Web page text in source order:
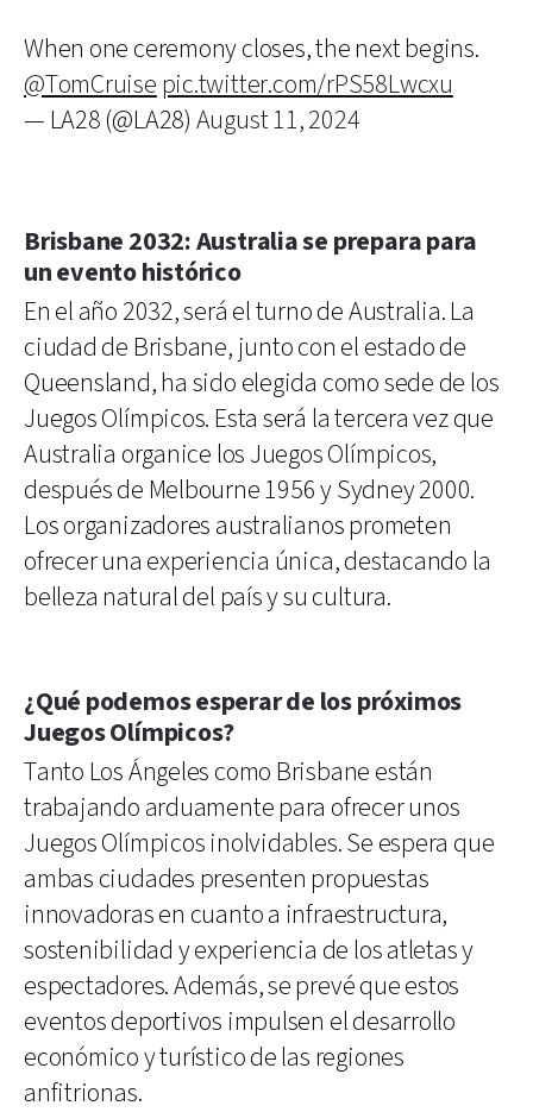
When one ceremony closes, the next begins.
@TomCruise pic.twitter.com/rPS58Lwcxu
— LA28 (@LA28) August 11, 2024
Brisbane 2032: Australia se prepara para
un evento histórico
En el año 2032, será el turno de Australia. La
ciudad de Brisbane, junto con el estado de
Queensland, ha sido elegida como sede de los
Juegos Olímpicos. Esta será la tercera vez que
Australia organice los Juegos Olímpicos,
después de Melbourne 1956 y Sydney 2000.
Los organizadores australianos prometen
ofrecer una experiencia única, destacando la
belleza natural del país y su cultura.
¿Qué podemos esperar de los próximos
Juegos Olímpicos?
Tanto Los Ángeles como Brisbane están
trabajando arduamente para ofrecer unos
Juegos Olímpicos inolvidables. Se espera que
ambas ciudades presenten propuestas
innovadoras en cuanto a infraestructura,
sostenibilidad y experiencia de los atletas y
espectadores. Además, se prevé que estos
eventos deportivos impulsen el desarrollo
económico y turístico de las regiones
anfitrionas.